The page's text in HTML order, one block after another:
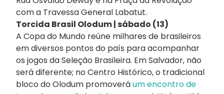
com a Travessa General Labatut.
Torcida Brasil Olodum | sábado (13)
A Copa do Mundo reúne milhares de brasileiros
em diversos pontos do país para acompanhar
os jogos da Seleção Brasileira. Em Salvador, não
será diferente; no Centro Histórico, o tradicional
bloco do Olodum promoveráum encontro de